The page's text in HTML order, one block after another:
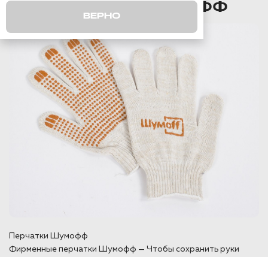
ПЕРЧАТКИ ШУМОФФ
Перчатки Шумофф
Фирменные перчатки Шумофф — Чтобы сохранить руки
ВЕРНО